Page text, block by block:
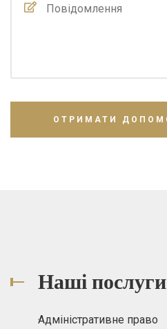
Наші послуги
Адміністративне право